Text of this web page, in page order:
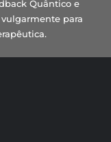
Quântico e
para